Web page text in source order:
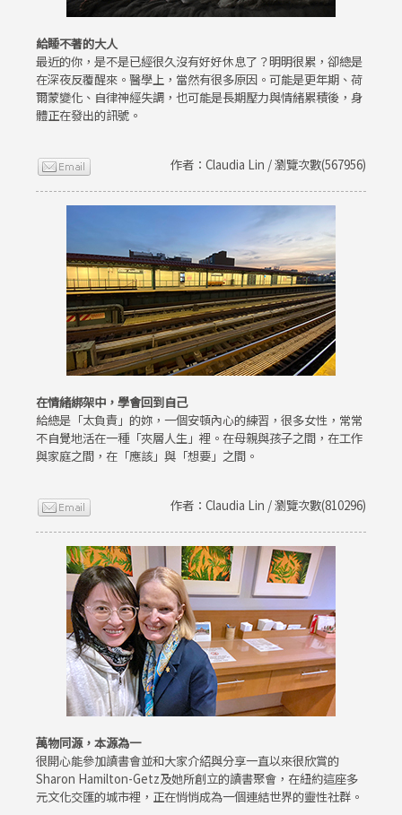
給睡不著的大人
最近的你，是不是已經很久沒有好好休息了？明明很累，卻總是
在深夜反覆醒來。醫學上，當然有很多原因。可能是更年期、荷
爾蒙變化、自律神經失調，也可能是長期壓力與情緒累積後，身
體正在發出的訊號。
作者：Claudia Lin / 瀏覽次數(567956)
在情緒綁架中，學會回到自己
給總是「太負責」的妳，一個安頓內心的練習，很多女性，常常
不自覺地活在一種「夾層人生」裡。在母親與孩子之間，在工作
與家庭之間，在「應該」與「想要」之間。
作者：Claudia Lin / 瀏覽次數(810296)
萬物同源，本源為一
很開心能參加讀書會並和大家介紹與分享一直以來很欣賞的
Sharon Hamilton-Getz及她所創立的讀書聚會，在紐約這座多
元文化交匯的城市裡，正在悄悄成為一個連結世界的靈性社群。